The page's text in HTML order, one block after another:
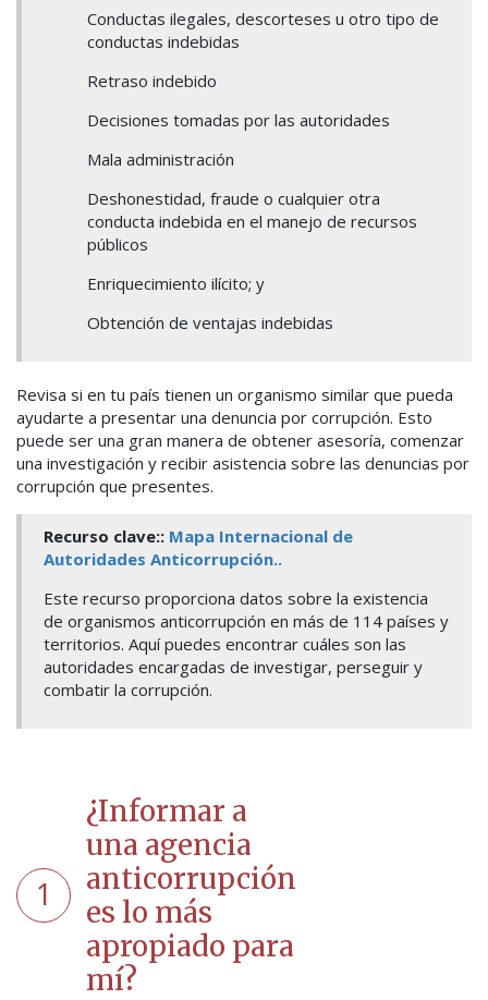
Conductas ilegales, descorteses u otro tipo de
conductas indebidas
Retraso indebido
Decisiones tomadas por las autoridades
Mala administración
Deshonestidad, fraude o cualquier otra
conducta indebida en el manejo de recursos
públicos
Enriquecimiento ilícito; y
Obtención de ventajas indebidas
Revisa si en tu país tienen un organismo similar que pueda
ayudarte a presentar una denuncia por corrupción. Esto
puede ser una gran manera de obtener asesoría, comenzar
una investigación y recibir asistencia sobre las denuncias por
corrupción que presentes.
Recurso clave:: Mapa Internacional de
Autoridades Anticorrupción..
Este recurso proporciona datos sobre la existencia
de organismos anticorrupción en más de 114 países y
territorios. Aquí puedes encontrar cuáles son las
autoridades encargadas de investigar, perseguir y
combatir la corrupción.
1
¿Informar a
una agencia
anticorrupción
es lo más
apropiado para
mí?